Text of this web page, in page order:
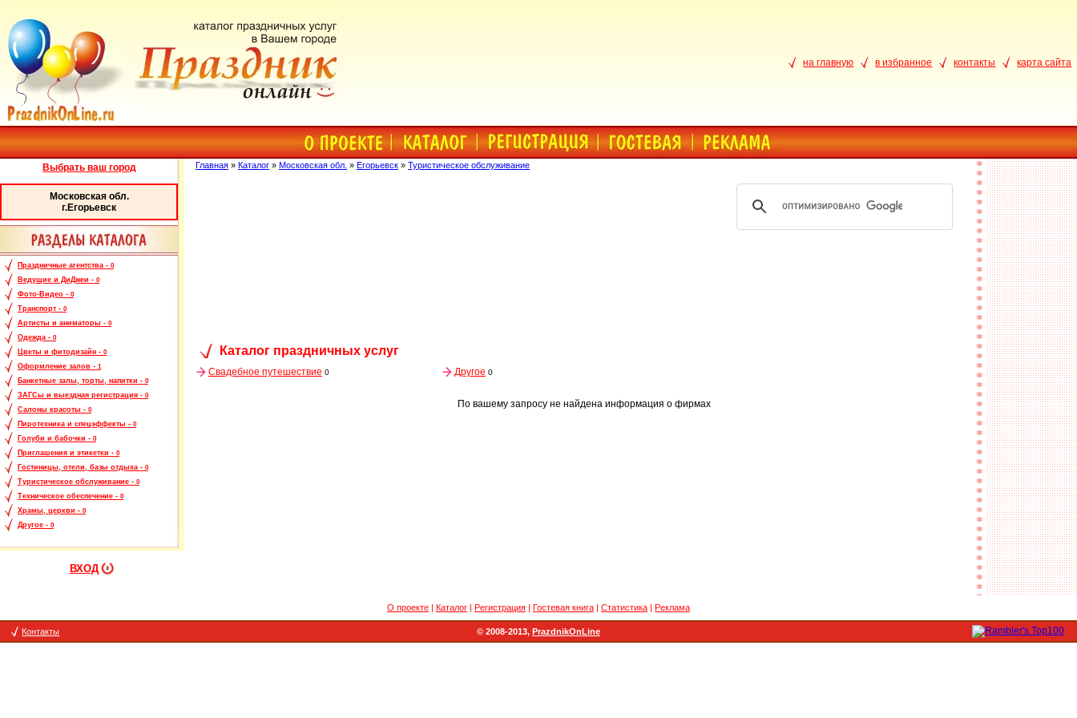
на главную в избранное контакты карта сайта
Выбрать ваш город
Московская обл.
г.Егорьевск
Праздничные агентства - 0
Ведущие и ДиДжеи - 0
Фото-Видео - 0
Транспорт - 0
Артисты и аниматоры - 0
Одежда - 0
Цветы и фитодизайн - 0
Оформление залов - 1
Банкетные залы, торты, напитки - 0
ЗАГСы и выездная регистрация - 0
Салоны красоты - 0
Пиротехника и спецэффекты - 0
Голуби и бабочки - 0
Приглашения и этикетки - 0
Гостиницы, отели, базы отдыха - 0
Туристическое обслуживание - 0
Техническое обеспечение - 0
Храмы, церкви - 0
Другое - 0
ВХОД
Главная » Каталог » Московская обл. » Егорьевск » Туристическое обслуживание
Каталог праздничных услуг
Свадебное путешествие 0 Другое 0
По вашему запросу не найдена информация о фирмах
О проекте Каталог Регистрация Гостевая книга Статистика Реклама
Контакты © 2008-2013, PrazdnikOnLine